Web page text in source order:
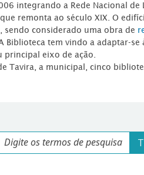
integrando a Rede Nacional de
que remonta ao século XIX. O
considerado uma obra de
Biblioteca tem vindo a adaptar-se
eixo de ação.
Tavira, a municipal, cinco